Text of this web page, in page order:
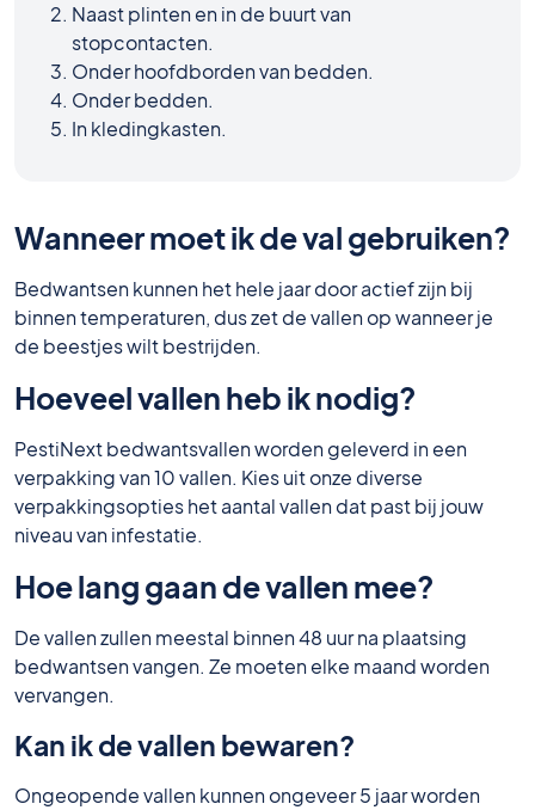
Naast plinten en in de buurt van
stopcontacten.
Onder hoofdborden van bedden.
Onder bedden.
In kledingkasten.
Wanneer moet ik de val gebruiken?
Bedwantsen kunnen het hele jaar door actief zijn bij
binnen temperaturen, dus zet de vallen op wanneer je
de beestjes wilt bestrijden.
Hoeveel vallen heb ik nodig?
PestiNext bedwantsvallen worden geleverd in een
verpakking van 10 vallen. Kies uit onze diverse
verpakkingsopties het aantal vallen dat past bij jouw
niveau van infestatie.
Hoe lang gaan de vallen mee?
De vallen zullen meestal binnen 48 uur na plaatsing
bedwantsen vangen. Ze moeten elke maand worden
vervangen.
Kan ik de vallen bewaren?
Ongeopende vallen kunnen ongeveer 5 jaar worden